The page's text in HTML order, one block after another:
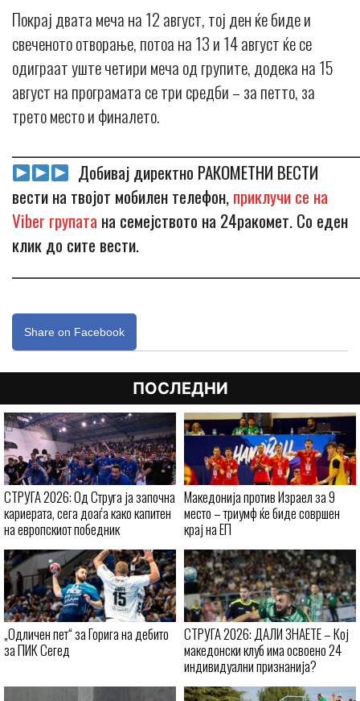
Покрај двата меча на 12 август, тој ден ќе биде и
свеченото отворање, потоа на 13 и 14 август ќе се
одиграат уште четири меча од групите, додека на 15
август на програмата се три средби – за петто, за
трето место и финалето.
Добивај директно РАКОМЕТНИ ВЕСТИ
вести на твојот мобилен телефон,приклучи се на
Viber групата на семејството на 24ракомет. Со еден
клик до сите вести.
Share on Facebook
ПОСЛЕДНИ
СТРУГА 2026: Од Струга ја започна
кариерата, сега доаѓа како капитен
на европскиот победник
Македонија против Израел за 9
место – триумф ќе биде совршен
крај на ЕП
„Одличен пет“ за Горига на дебито
за ПИК Сегед
СТРУГА 2026: ДАЛИ ЗНАЕТЕ – Кој
македонски клуб има освоено 24
индивидуални признанија?